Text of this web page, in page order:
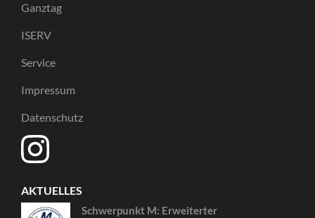
Ganztag
ISERV
Service
Impressum
Datenschutz
AKTUELLES
Schwerpunkt M: Erweiterter